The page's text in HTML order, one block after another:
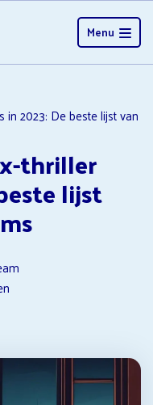
Menu
2023: De beste lijst van
thriller
lijst